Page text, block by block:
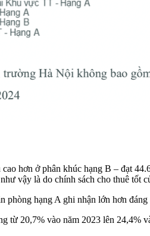
hơn ở phân khúc hạng B – đạt
vậy là do chính sách cho thuê tốt
hạng A ghi nhận lớn hơn
từ 20,7% vào năm 2023 lên